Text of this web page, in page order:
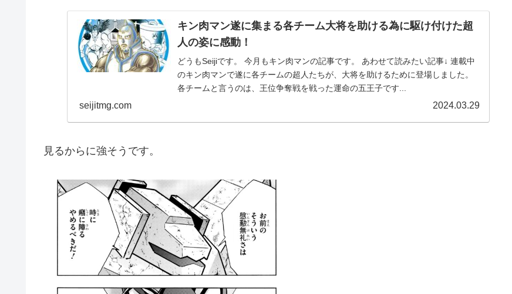
キン肉マン遂に集まる各チーム大将を助ける為に駆け付けた超
人の姿に感動！
どうもSeijiです。 今月もキン肉マンの記事です。 あわせて読みたい記事↓ 連載中
のキン肉マンで遂に各チームの超人たちが、大将を助けるために登場しました。
各チームと言うのは、王位争奪戦を戦った運命の五王子です...
seijitmg.com 2024.03.29
見るからに強そうです。